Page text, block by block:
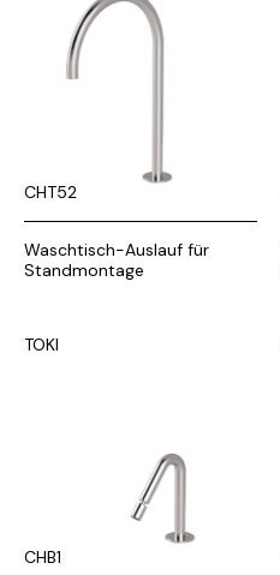
CHT52
Waschtisch-Auslauf für
Standmontage
TOKI
CHB1